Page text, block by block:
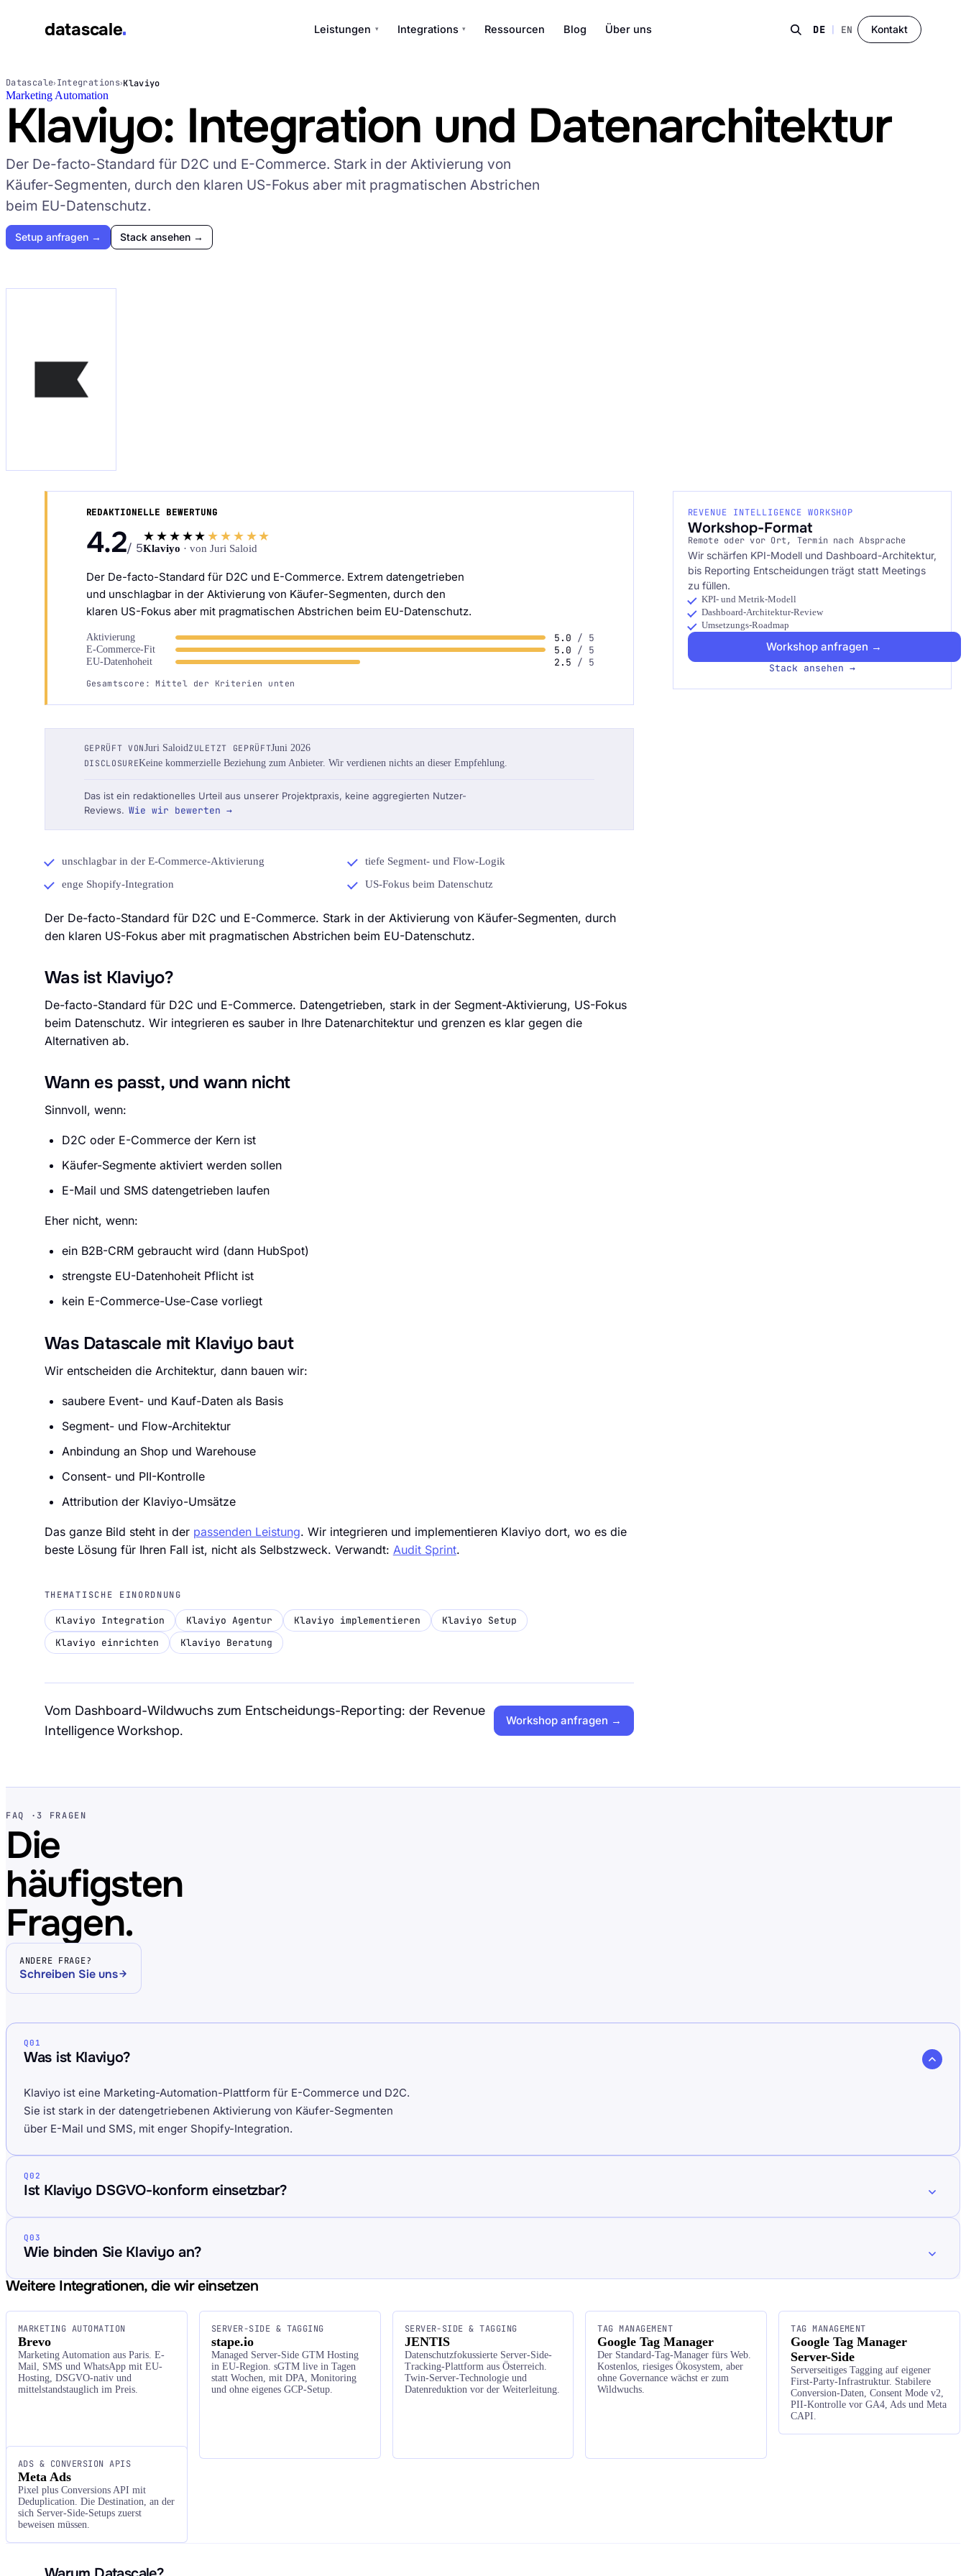
datascale Leistungen ▾ Integrations ▾ Ressourcen Blog Über uns DE EN Kontakt
Leistungen ▾
Integrations
+49 89 921 35 623
Datascale› Integrations›Klaviyo
Marketing Automation
Klaviyo: Integration und Datenarchitektur
Der De-facto-Standard für D2C und E-Commerce. Stark in der Aktivierung von
Käufer-Segmenten, durch den klaren US-Fokus aber mit pragmatischen Abstrichen
beim EU-Datenschutz.
Setup anfragen → Stack ansehen →
REDAKTIONELLE BEWERTUNG
4.2/ 5
★★★★★ ★★★★★
Klaviyo · von Juri Saloid
Der De-facto-Standard für D2C und E-Commerce. Extrem datengetrieben
und unschlagbar in der Aktivierung von Käufer-Segmenten, durch den
klaren US-Fokus aber mit pragmatischen Abstrichen beim EU-Datenschutz.
Aktivierung 5.0 / 5
E-Commerce-Fit 5.0 / 5
EU-Datenhoheit 2.5 / 5
Gesamtscore: Mittel der Kriterien unten
GEPRÜFT VONJuri Saloid ZULETZT GEPRÜFTJuni 2026
DISCLOSUREKeine kommerzielle Beziehung zum Anbieter. Wir verdienen nichts an dieser Empfehlung.
Das ist ein redaktionelles Urteil aus unserer Projektpraxis, keine aggregierten Nutzer-
Reviews. Wie wir bewerten →
unschlagbar in der E-Commerce-Aktivierung
tiefe Segment- und Flow-Logik
enge Shopify-Integration
US-Fokus beim Datenschutz
Der De-facto-Standard für D2C und E-Commerce. Stark in der Aktivierung von Käufer-Segmenten, durch
den klaren US-Fokus aber mit pragmatischen Abstrichen beim EU-Datenschutz.
Was ist Klaviyo?
De-facto-Standard für D2C und E-Commerce. Datengetrieben, stark in der Segment-Aktivierung, US-Fokus
beim Datenschutz. Wir integrieren es sauber in Ihre Datenarchitektur und grenzen es klar gegen die
Alternativen ab.
Wann es passt, und wann nicht
Sinnvoll, wenn:
D2C oder E-Commerce der Kern ist
Käufer-Segmente aktiviert werden sollen
E-Mail und SMS datengetrieben laufen
Eher nicht, wenn:
ein B2B-CRM gebraucht wird (dann HubSpot)
strengste EU-Datenhoheit Pflicht ist
kein E-Commerce-Use-Case vorliegt
Was Datascale mit Klaviyo baut
Wir entscheiden die Architektur, dann bauen wir:
saubere Event- und Kauf-Daten als Basis
Segment- und Flow-Architektur
Anbindung an Shop und Warehouse
Consent- und PII-Kontrolle
Attribution der Klaviyo-Umsätze
Das ganze Bild steht in der passenden Leistung. Wir integrieren und implementieren Klaviyo dort, wo es die
beste Lösung für Ihren Fall ist, nicht als Selbstzweck. Verwandt: Audit Sprint.
THEMATISCHE EINORDNUNG
Klaviyo Integration Klaviyo Agentur Klaviyo implementieren
Klaviyo Setup
Klaviyo einrichten
Klaviyo Beratung
Vom Dashboard-Wildwuchs zum Entscheidungs-Reporting: der Revenue
Intelligence Workshop.
Workshop anfragen →
REVENUE INTELLIGENCE WORKSHOP
Workshop-Format
Remote oder vor Ort, Termin nach Absprache
Wir schärfen KPI-Modell und Dashboard-Architektur,
bis Reporting Entscheidungen trägt statt Meetings
zu füllen.
KPI- und Metrik-Modell
Dashboard-Architektur-Review
Umsetzungs-Roadmap
Workshop anfragen →
Stack ansehen →
FAQ · 3 FRAGEN
Die
häufigsten
Fragen.
ANDERE FRAGE?
Schreiben Sie uns
Q01
Was ist Klaviyo?
Klaviyo ist eine Marketing-Automation-Plattform für E-Commerce und D2C.
Sie ist stark in der datengetriebenen Aktivierung von Käufer-Segmenten
über E-Mail und SMS, mit enger Shopify-Integration.
Q02
Ist Klaviyo DSGVO-konform einsetzbar?
Q03
Wie binden Sie Klaviyo an?
Weitere Integrationen, die wir einsetzen
MARKETING AUTOMATION
Brevo
Marketing Automation aus Paris. E-
Mail, SMS und WhatsApp mit EU-
Hosting, DSGVO-nativ und
mittelstandstauglich im Preis.
SERVER-SIDE & TAGGING
stape.io
Managed Server-Side GTM Hosting
in EU-Region. sGTM live in Tagen
statt Wochen, mit DPA, Monitoring
und ohne eigenes GCP-Setup.
SERVER-SIDE & TAGGING
JENTIS
Datenschutzfokussierte Server-Side-
Tracking-Plattform aus Österreich.
Twin-Server-Technologie und
Datenreduktion vor der Weiterleitung.
TAG MANAGEMENT
Google Tag Manager
Der Standard-Tag-Manager fürs Web.
Kostenlos, riesiges Ökosystem, aber
ohne Governance wächst er zum
Wildwuchs.
TAG MANAGEMENT
Google Tag Manager
Server-Side
Serverseitiges Tagging auf eigener
First-Party-Infrastruktur. Stabilere
Conversion-Daten, Consent Mode v2,
PII-Kontrolle vor GA4, Ads und Meta
CAPI.
ADS & CONVERSION APIS
Meta Ads
Pixel plus Conversions API mit
Deduplication. Die Destination, an der
sich Server-Side-Setups zuerst
beweisen müssen.